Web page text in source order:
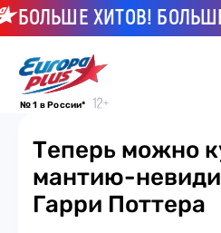
ХИТОВ! БОЛЬШЕ
№ 1 в России*
Теперь можно
мантию-
Гарри Поттера